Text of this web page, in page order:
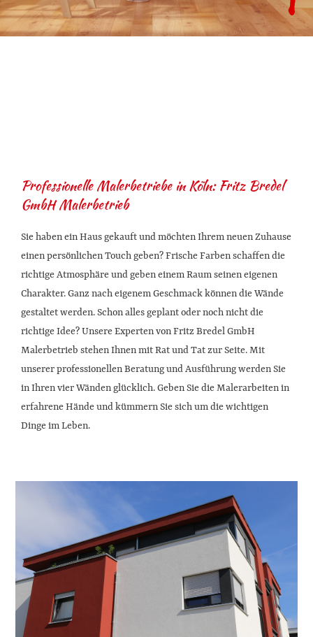
Professionelle Malerbetriebe in Köln: Fritz Bredel
GmbH Malerbetrieb
Sie haben ein Haus gekauft und möchten Ihrem neuen Zuhause
einen persönlichen Touch geben? Frische Farben schaffen die
richtige Atmosphäre und geben einem Raum seinen eigenen
Charakter. Ganz nach eigenem Geschmack können die Wände
gestaltet werden. Schon alles geplant oder noch nicht die
richtige Idee? Unsere Experten von Fritz Bredel GmbH
Malerbetrieb stehen Ihnen mit Rat und Tat zur Seite. Mit
unserer professionellen Beratung und Ausführung werden Sie
in Ihren vier Wänden glücklich. Geben Sie die Malerarbeiten in
erfahrene Hände und kümmern Sie sich um die wichtigen
Dinge im Leben.